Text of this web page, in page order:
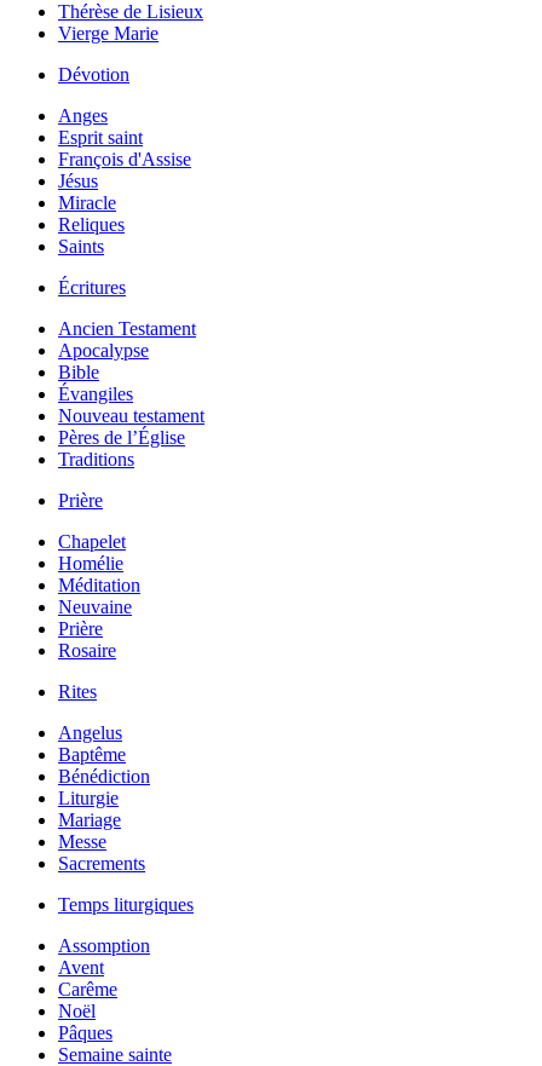
Thérèse de Lisieux
Vierge Marie
Dévotion
Anges
Esprit saint
François d'Assise
Jésus
Miracle
Reliques
Saints
Écritures
Ancien Testament
Apocalypse
Bible
Évangiles
Nouveau testament
Pères de l’Église
Traditions
Prière
Chapelet
Homélie
Méditation
Neuvaine
Prière
Rosaire
Rites
Angelus
Baptême
Bénédiction
Liturgie
Mariage
Messe
Sacrements
Temps liturgiques
Assomption
Avent
Carême
Noël
Pâques
Semaine sainte